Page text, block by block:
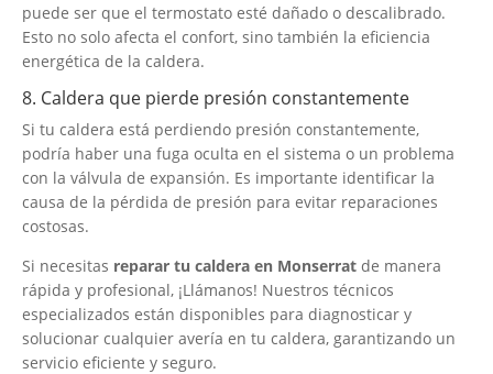
puede ser que el termostato esté dañado o descalibrado.
Esto no solo afecta el confort, sino también la eficiencia
energética de la caldera.
8. Caldera que pierde presión constantemente
Si tu caldera está perdiendo presión constantemente,
podría haber una fuga oculta en el sistema o un problema
con la válvula de expansión. Es importante identificar la
causa de la pérdida de presión para evitar reparaciones
costosas.
Si necesitas reparar tu caldera en Monserrat de manera
rápida y profesional, ¡Llámanos! Nuestros técnicos
especializados están disponibles para diagnosticar y
solucionar cualquier avería en tu caldera, garantizando un
servicio eficiente y seguro.